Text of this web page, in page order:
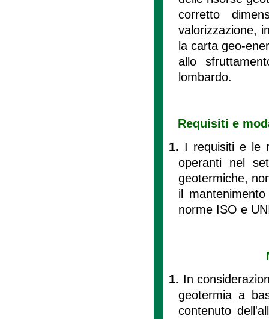
corretto
valorizzazione,
la carta geo-
allo
lombardo.
Requisiti e
1. I requisiti e le
operanti nel
geotermiche,
il
norme ISO e
1. In
geotermia a
contenuto